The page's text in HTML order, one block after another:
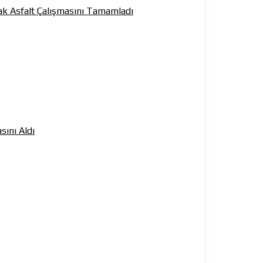
Asfalt Çalışmasını Tamamladı
Aldı